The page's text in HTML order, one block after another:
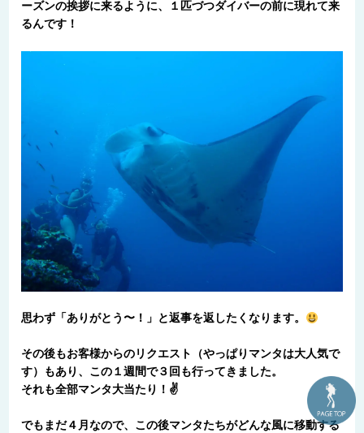
ーズンの挨拶に来るように、１匹づつダイバーの前に現れて来
るんです！
思わず「ありがとう〜！」と返事を返したくなります。
その後もお客様からのリクエスト（やっぱりマンタは大人気で
す）もあり、この１週間で３回も行ってきました。
それも全部マンタ大当たり！✌
でもまだ４月なので、この後マンタたちがどんな風に移動する